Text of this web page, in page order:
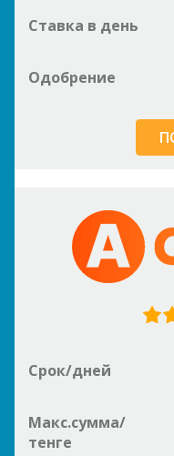
Ставка в день
Одобрение
Срок/дней
Макс.сумма/
тенге